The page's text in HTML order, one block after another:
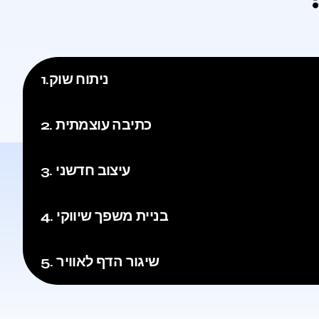
1.ניתוח שוק
2. כתיבה עוצמתית
3. עיצוב חדשני
4. בניית משפך שיווקי
5. שיגור הדף לאוויר